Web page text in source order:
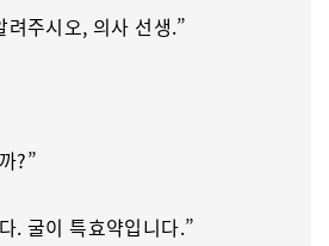
려주시오, 의사 선생.”
?”
. 굴이 특효약입니다.”